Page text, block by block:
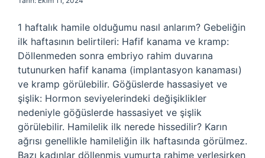
1 haftalık hamile olduğumu nasıl anlarım? Gebeliğin
ilk haftasının belirtileri: Hafif kanama ve kramp:
Döllenmeden sonra embriyo rahim duvarına
tutunurken hafif kanama (implantasyon kanaması)
ve kramp görülebilir. Göğüslerde hassasiyet ve
şişlik: Hormon seviyelerindeki değişiklikler
nedeniyle göğüslerde hassasiyet ve şişlik
görülebilir. Hamilelik ilk nerede hissedilir? Karın
ağrısı genellikle hamileliğin ilk haftasında görülmez.
Bazı kadınlar döllenmiş yumurta rahime yerleşirken